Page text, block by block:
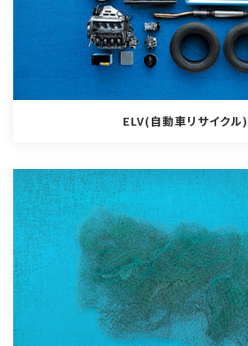
ELV(自動車リサイクル